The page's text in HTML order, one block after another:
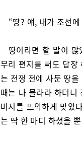
“땅? 얘, 내가 조선
땅이라면 할 말이
무리 편지를 써도 답장
는 전쟁 전에 사둔 땅
때는 나 몰라라 하더니
버지를 뜨악하게 맞았
는 딱 한 마디 하셨을